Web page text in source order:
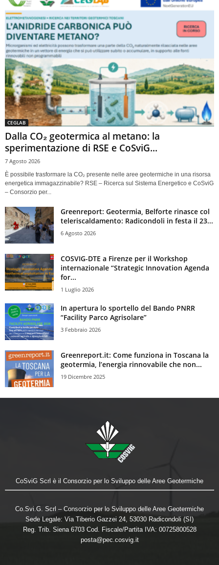
CEGLAB
Dalla CO₂ geotermica al metano: la
sperimentazione di RSE e CoSviG...
7 Agosto 2026
È possibile trasformare la CO₂ presente nelle aree geotermiche in una risorsa
energetica immagazzinabile? RSE – Ricerca sul Sistema Energetico e CoSviG
– Consorzio per...
Greenreport: Geotermia, Belforte rinasce col
teleriscaldamento: Radicondoli in festa il 23...
6 Agosto 2026
COSVIG-DTE a Firenze per il Workshop
internazionale “Strategic Innovation Agenda
for...
1 Luglio 2026
In apertura lo sportello del Bando PNRR
“Facility Parco Agrisolare”
3 Febbraio 2026
Greenreport.it: Come funziona in Toscana la
geotermia, l’energia rinnovabile che non...
19 Dicembre 2025
CoSviG Scrl è il Consorzio per lo Sviluppo delle Aree Geotermiche
Co.Svi.G. Scrl – Consorzio per lo Sviluppo delle Aree Geotermiche
Sede Legale: Via Tiberio Gazzei 24, 53030 Radicondoli (SI)
Reg. Trib. Siena 6703 Cod. Fiscale/Partita IVA: 00725800528
posta@pec.cosvig.it